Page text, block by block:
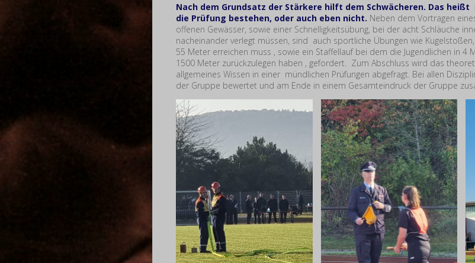
Nach dem Grundsatz der Stärkere hilft dem Schwächeren. Das heißt
die Prüfung bestehen, oder auch eben nicht. Neben dem Vortragen
offenen Gewässer, sowie einer Schnelligkeitsübung, bei der acht Schläuche
nacheinander verlegt müssen, sind auch sportliche Übungen wie
55 Meter erreichen muss , sowie ein Staffellauf bei dem die Jugendlichen in 4
1500 Meter zurückzulegen haben , gefordert. Zum Abschluss wird das
allgemeines Wissen in einer mündlichen Prüfungen abgefragt. Bei allen
der Gruppe bewertet und am Ende in einem Gesamteindruck der Gruppe